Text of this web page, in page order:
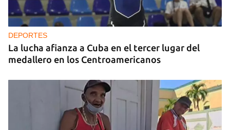
DEPORTES
La lucha afianza a Cuba en el tercer lugar del
medallero en los Centroamericanos